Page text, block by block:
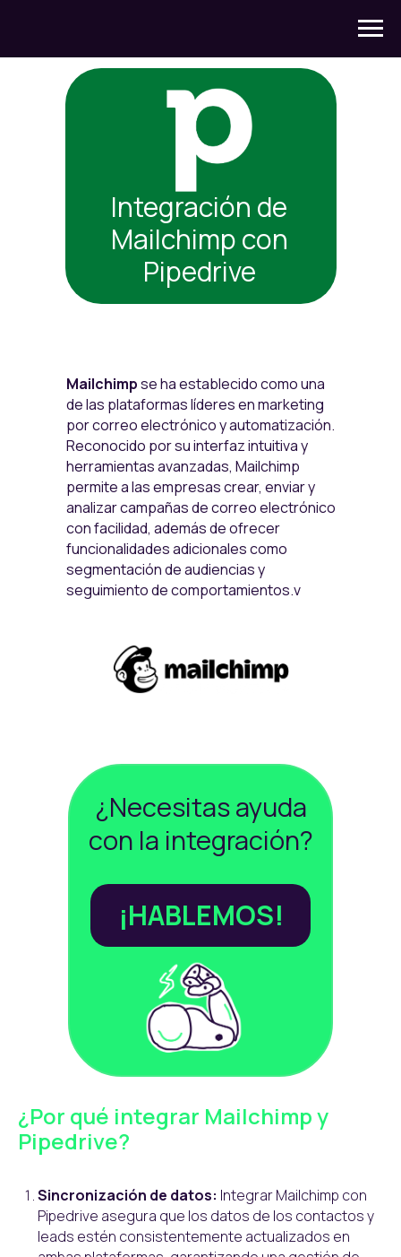
Integración de
Mailchimp con
Pipedrive
Mailchimpse ha establecido como una
de las plataformas líderes en marketing
por correo electrónico y automatización.
Reconocido por su interfaz intuitiva y
herramientas avanzadas, Mailchimp
permite a las empresas crear, enviar y
analizar campañas de correo electrónico
con facilidad, además de ofrecer
funcionalidades adicionales como
segmentación de audiencias y
seguimiento de comportamientos.v
¿Necesitas ayuda
con la integración?
¡HABLEMOS!
¿Por qué integrar Mailchimp y
Pipedrive?
Sincronización de datos: Integrar Mailchimp con
Pipedrive asegura que los datos de los contactos y
leads estén consistentemente actualizados en